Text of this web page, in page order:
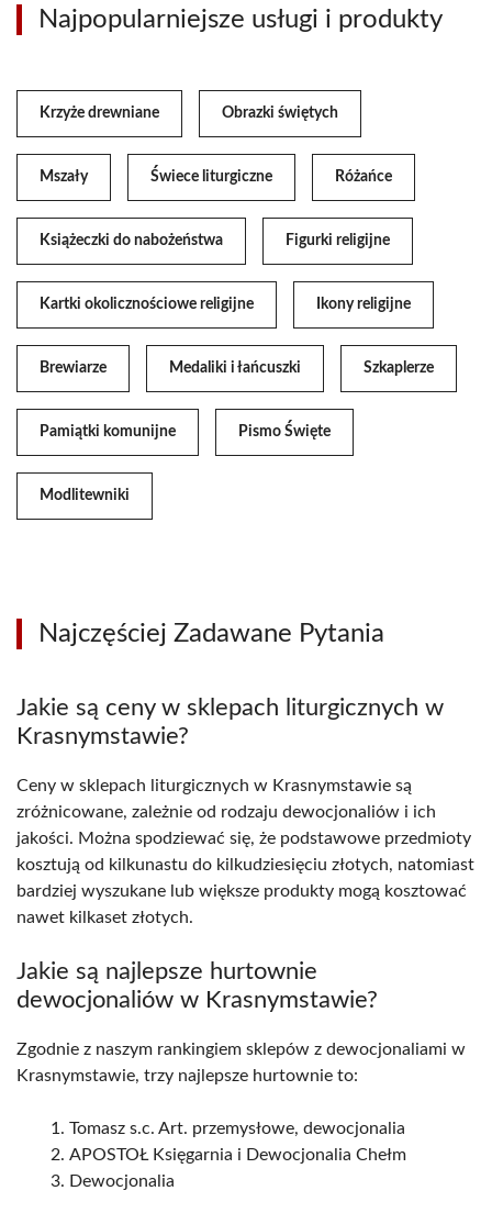
Najpopularniejsze usługi i produkty
Krzyże drewniane Obrazki świętych
Mszały Świece liturgiczne Różańce
Książeczki do nabożeństwa Figurki religijne
Kartki okolicznościowe religijne Ikony religijne
Brewiarze Medaliki i łańcuszki Szkaplerze
Pamiątki komunijne Pismo Święte
Modlitewniki
Najczęściej Zadawane Pytania
Jakie są ceny w sklepach liturgicznych w
Krasnymstawie?
Ceny w sklepach liturgicznych w Krasnymstawie są
zróżnicowane, zależnie od rodzaju dewocjonaliów i ich
jakości. Można spodziewać się, że podstawowe przedmioty
kosztują od kilkunastu do kilkudziesięciu złotych, natomiast
bardziej wyszukane lub większe produkty mogą kosztować
nawet kilkaset złotych.
Jakie są najlepsze hurtownie
dewocjonaliów w Krasnymstawie?
Zgodnie z naszym rankingiem sklepów z dewocjonaliami w
Krasnymstawie, trzy najlepsze hurtownie to:
Tomasz s.c. Art. przemysłowe, dewocjonalia
APOSTOŁ Księgarnia i Dewocjonalia Chełm
Dewocjonalia